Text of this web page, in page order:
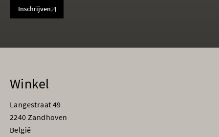
Inschrijven
Winkel
Langestraat 49
2240 Zandhoven
België